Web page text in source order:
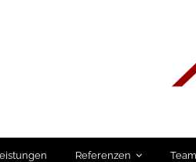
Referenzen Team